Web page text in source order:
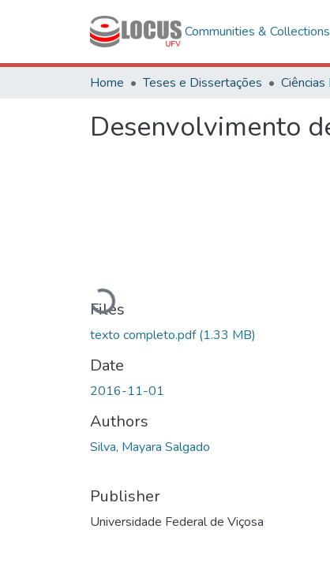
Communities & Collections
Home Teses e Dissertações
Desenvolvimento
Loading...
Files
texto completo.pdf(1.33 MB)
Date
2016-11-01
Authors
Silva, Mayara Salgado
Publisher
Universidade Federal de Viçosa